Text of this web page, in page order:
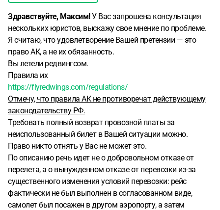
Здравствуйте, Максим!У Вас запрошена консультация
нескольких юристов, выскажу свое мнение по проблеме.
Я считаю, что удовлетворение Вашей претензии — это
право АК, а не их обязанность.
Вы летели редвингсом.
Правила их
https://flyredwings.com/regulations/
Отмечу, что правила АК не противоречат действующему
законодательству РФ.
Требовать полный возврат провозной платы за
неиспользованный билет в Вашей ситуации можно.
Право никто отнять у Вас не может это.
По описанию речь идет не о добровольном отказе от
перелета, а о вынужденном отказе от перевозки из-за
существенного изменения условий перевозки: рейс
фактически не был выполнен в согласованном виде,
самолет был посажен в другом аэропорту, а затем